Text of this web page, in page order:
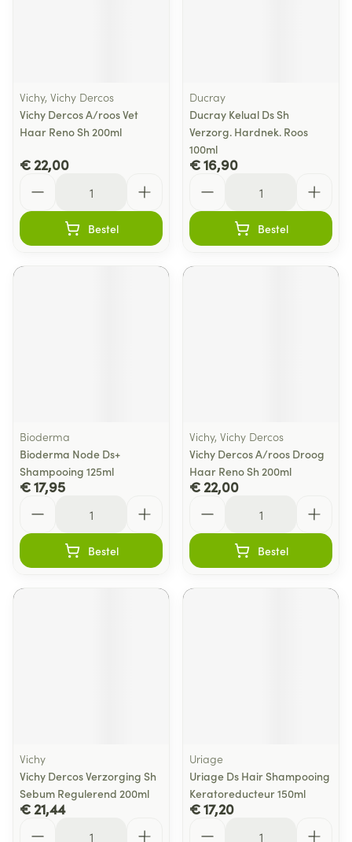
Vichy, Vichy Dercos
Vichy Dercos A/roos Vet
Haar Reno Sh 200ml
€ 22,00
Bestel
Ducray
Ducray Kelual Ds Sh
Verzorg. Hardnek. Roos
100ml
€ 16,90
Bestel
Bioderma
Bioderma Node Ds+
Shampooing 125ml
€ 17,95
Bestel
Vichy, Vichy Dercos
Vichy Dercos A/roos Droog
Haar Reno Sh 200ml
€ 22,00
Bestel
Vichy
Vichy Dercos Verzorging Sh
Sebum Regulerend 200ml
€ 21,44
Uriage
Uriage Ds Hair Shampooing
Keratoreducteur 150ml
€ 17,20